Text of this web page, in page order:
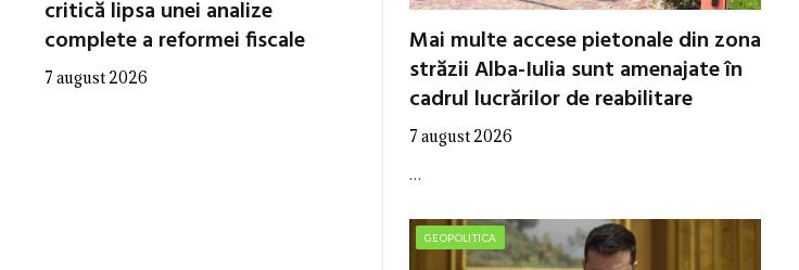
critică lipsa unei analize
complete a reformei fiscale
7 august 2026
Mai multe accese pietonale din zona
străzii Alba-Iulia sunt amenajate în
cadrul lucrărilor de reabilitare
7 august 2026
…
GEOPOLITICA